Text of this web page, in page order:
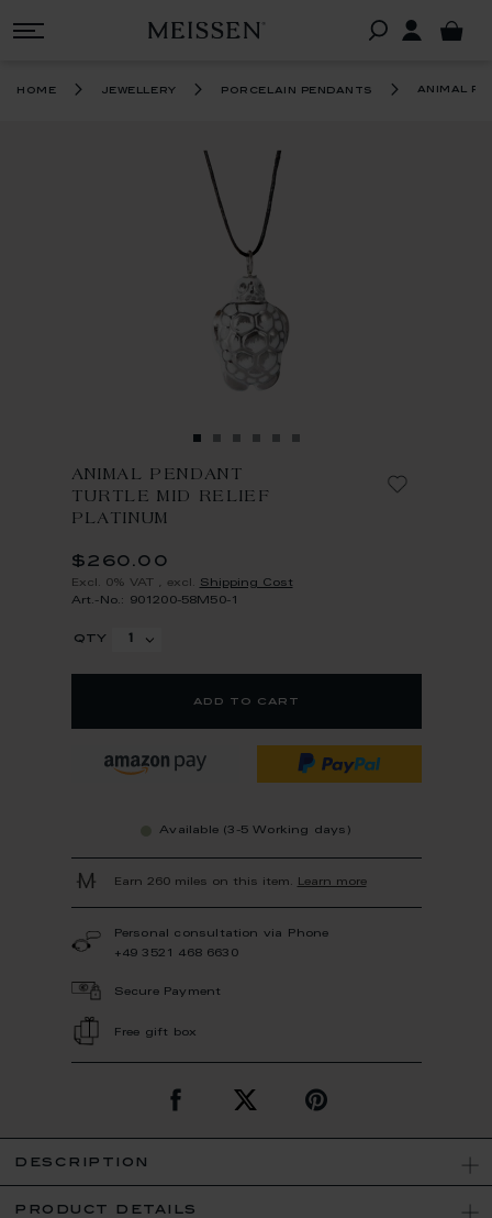
home jewellery porcelain pendants animal
ANIMAL PENDANT
TURTLE MID RELIEF
PLATINUM
$260.00
Excl. 0% VAT excl. Shipping Cost
Art.-No.: 901200-58M50-1
qty
add to cart
Available (3-5 Working days)
Earn 260 miles on this item. Learn more
Personal consultation via Phone
+49 3521 468 6630
Secure Payment
Free gift box
description
product details